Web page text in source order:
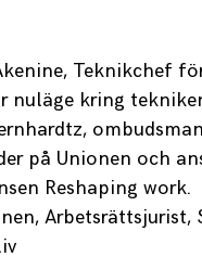
Teknikchef
nuläge kring
på Unionen och
Reshaping work.
Arbetsrättsjurist,